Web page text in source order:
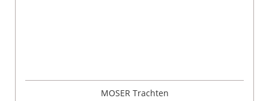
MOSER Trachten